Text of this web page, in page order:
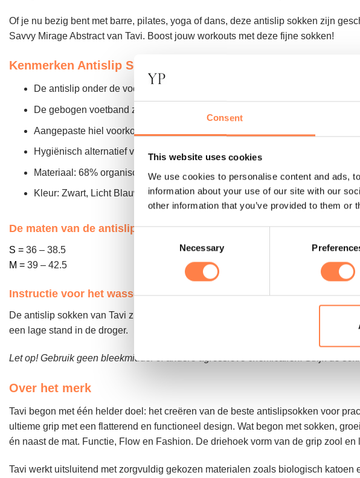
Consent
This website uses cookies
We use cookies to personalise content and ads,
information about your use of our site with our
other information that you’ve provided to them
Consent
Necessary
Of je nu bezig bent met barre, pilates, yoga of dans, deze antislip sokken zijn
Savvy Mirage Abstract van Tavi. Boost jouw workouts met deze fijne sokken!
Kenmerken Antislip Sokken Savvy Mirage Abstract
De antislip onder de voet zorgt voor een stevige grip op elk oppervlakte;
De gebogen voetband zorgt voor extra comfort en ondersteuning;
Aangepaste hiel voorkomt verdraaien en beschermt de achillespees;
Hygiënisch alternatief voor blote voeten;
Materiaal: 68% organisch katoen, 19% nylon, 7% elastaan, 6% polyester;
Kleur: Zwart, Licht Blauw.
De maten van de antislip sokken komen als volgt overeen met
S = 36 – 38.5
M = 39 – 42.5
Instructie voor het wassen:
De antislip sokken van Tavi zijn machine wasbaar. Was de sokken binnenste
een lage stand in de droger.
Let op! Gebruik geen bleekmiddel of andere agressieve chemicaliën. Strijk de
Over het merk
Tavi begon met één helder doel: het creëren van de beste antislipsokken voor
ultieme grip met een flatterend en functioneel design. Wat begon met sokken,
én naast de mat. Functie, Flow en Fashion. De driehoek vorm van de grip zool
Tavi werkt uitsluitend met zorgvuldig gekozen materialen zoals biologisch